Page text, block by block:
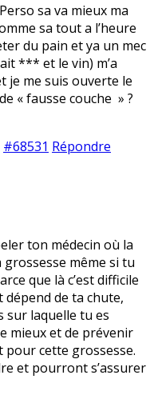
sa va mieux ma
sa tout a l’heure
du pain et ya un mec
*** et le vin) m’a
je me suis ouverte le
« fausse couche » ?
#68531 Répondre
ton médecin où la
même si tu
que là c’est difficile
de ta chute,
sur laquelle tu es
mieux et de prévenir
pour cette grossesse.
et pourront s’assurer